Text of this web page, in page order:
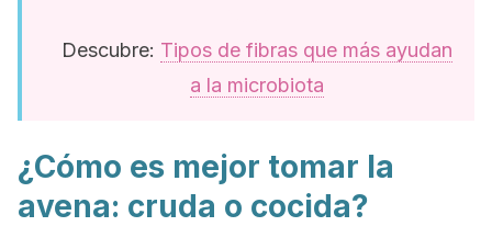
Descubre: Tipos de fibras que más ayudan
a la microbiota
¿Cómo es mejor tomar la
avena: cruda o cocida?